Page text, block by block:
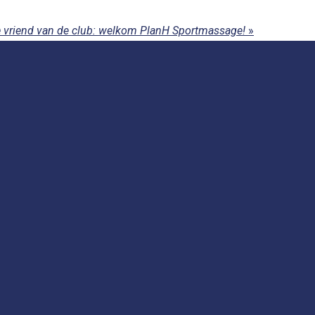
vriend van de club: welkom PlanH Sportmassage! »